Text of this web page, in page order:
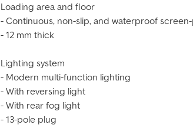
Loading area and floor
- Continuous, non-slip, and waterproof
- 12 mm thick
Lighting system
- Modern multi-function lighting
- With reversing light
- With rear fog light
- 13-pole plug